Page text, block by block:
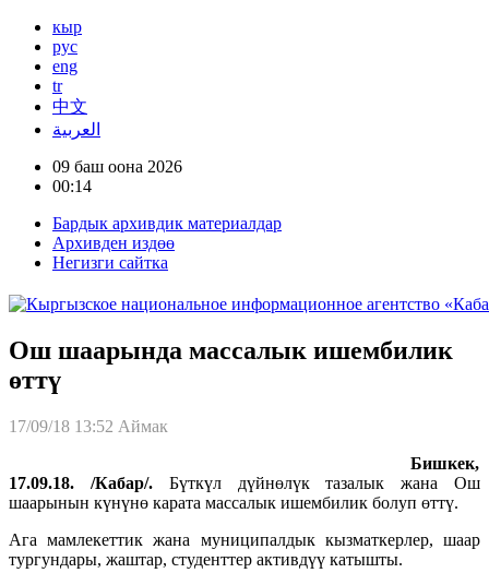
кыр
рус
eng
tr
中文
العربية
09 баш оона 2026
00:14
Бардык архивдик материалдар
Архивден издөө
Негизги сайтка
Ош шаарында массалык ишембилик
өттү
17/09/18 13:52 Аймак
Бишкек,
17.09.18. /Кабар/. Бүткүл дүйнөлүк тазалык жана Ош
шаарынын күнүнө карата массалык ишембилик болуп өттү.
Ага мамлекеттик жана муниципалдык кызматкерлер, шаар
тургундары, жаштар, студенттер активдүү катышты.